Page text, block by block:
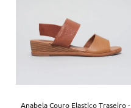
Anabela Couro Elastico Traseiro -